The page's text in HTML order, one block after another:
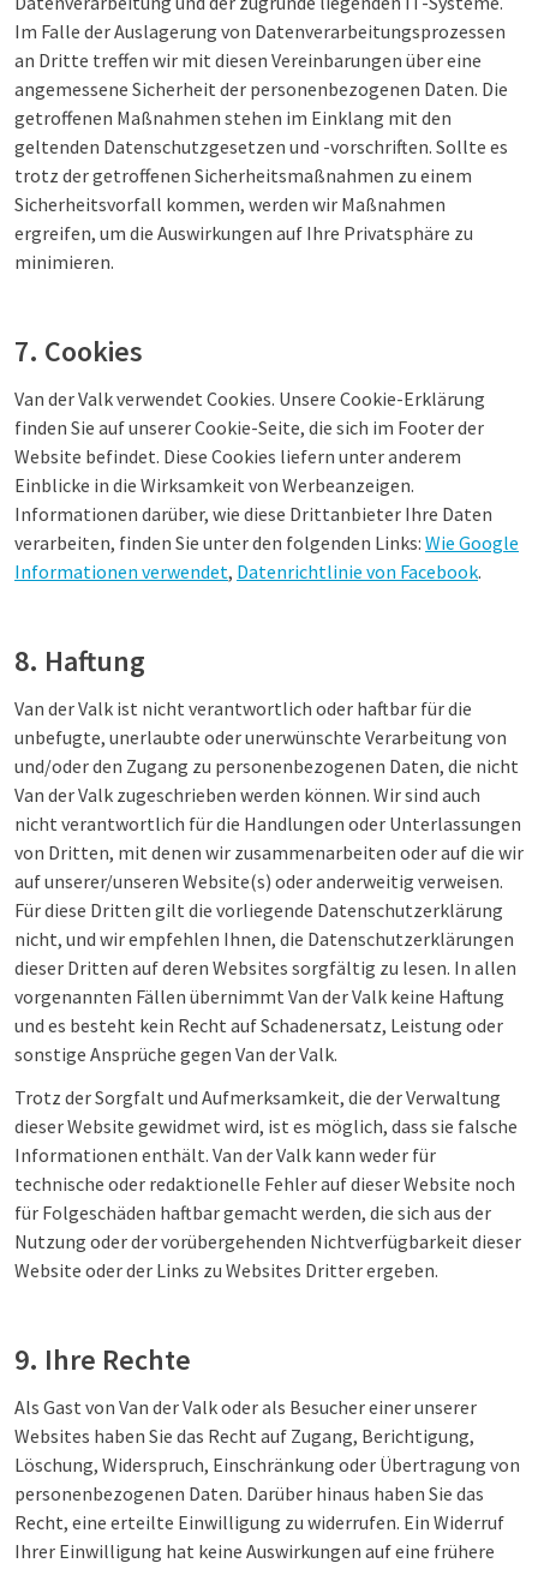
Im Falle der Auslagerung von Datenverarbeitungsprozessen
an Dritte treffen wir mit diesen Vereinbarungen über eine
angemessene Sicherheit der personenbezogenen Daten. Die
getroffenen Maßnahmen stehen im Einklang mit den
geltenden Datenschutzgesetzen und -vorschriften. Sollte es
trotz der getroffenen Sicherheitsmaßnahmen zu einem
Sicherheitsvorfall kommen, werden wir Maßnahmen
ergreifen, um die Auswirkungen auf Ihre Privatsphäre zu
minimieren.
7. Cookies
Van der Valk verwendet Cookies. Unsere Cookie-Erklärung
finden Sie auf unserer Cookie-Seite, die sich im Footer der
Website befindet. Diese Cookies liefern unter anderem
Einblicke in die Wirksamkeit von Werbeanzeigen.
Informationen darüber, wie diese Drittanbieter Ihre Daten
verarbeiten, finden Sie unter den folgenden Links: Wie Google
Informationen verwendet, Datenrichtlinie von Facebook.
8. Haftung
Van der Valk ist nicht verantwortlich oder haftbar für die
unbefugte, unerlaubte oder unerwünschte Verarbeitung von
und/oder den Zugang zu personenbezogenen Daten, die nicht
Van der Valk zugeschrieben werden können. Wir sind auch
nicht verantwortlich für die Handlungen oder Unterlassungen
von Dritten, mit denen wir zusammenarbeiten oder auf die wir
auf unserer/unseren Website(s) oder anderweitig verweisen.
Für diese Dritten gilt die vorliegende Datenschutzerklärung
nicht, und wir empfehlen Ihnen, die Datenschutzerklärungen
dieser Dritten auf deren Websites sorgfältig zu lesen. In allen
vorgenannten Fällen übernimmt Van der Valk keine Haftung
und es besteht kein Recht auf Schadenersatz, Leistung oder
sonstige Ansprüche gegen Van der Valk.
Trotz der Sorgfalt und Aufmerksamkeit, die der Verwaltung
dieser Website gewidmet wird, ist es möglich, dass sie falsche
Informationen enthält. Van der Valk kann weder für
technische oder redaktionelle Fehler auf dieser Website noch
für Folgeschäden haftbar gemacht werden, die sich aus der
Nutzung oder der vorübergehenden Nichtverfügbarkeit dieser
Website oder der Links zu Websites Dritter ergeben.
9. Ihre Rechte
Als Gast von Van der Valk oder als Besucher einer unserer
Websites haben Sie das Recht auf Zugang, Berichtigung,
Löschung, Widerspruch, Einschränkung oder Übertragung von
personenbezogenen Daten. Darüber hinaus haben Sie das
Recht, eine erteilte Einwilligung zu widerrufen. Ein Widerruf
Ihrer Einwilligung hat keine Auswirkungen auf eine frühere